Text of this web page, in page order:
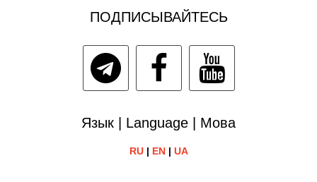
ПОДПИСЫВАЙТЕСЬ
Язык | Language | Мова
RU| EN| UA